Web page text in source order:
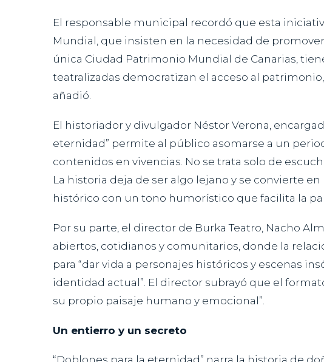
El responsable municipal recordó que esta
Mundial, que insisten en la necesidad de
única Ciudad Patrimonio Mundial de Canarias,
teatralizadas democratizan el acceso al
añadió.
El historiador y divulgador Néstor Verona,
eternidad” permite al público asomarse a un
contenidos en vivencias. No se trata solo de
La historia deja de ser algo lejano y se convierte
histórico con un tono humorístico que facilita la
Por su parte, el director de Burka Teatro, Nacho
abiertos, cotidianos y comunitarios, donde la
para “dar vida a personajes históricos y escenas
identidad actual”. El director subrayó que el
su propio paisaje humano y emocional”.
Un entierro y un secreto